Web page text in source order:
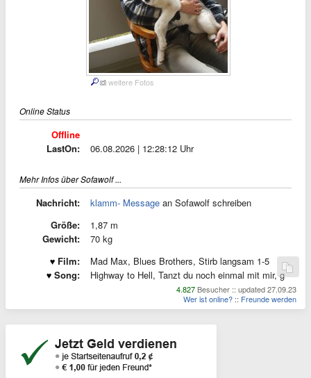
weitere Fotos
Online Status
Offline
LastOn:
06.08.2026 | 12:28:12 Uhr
Mehr Infos über Sofawolf ...
Nachricht: klamm- Message an Sofawolf schreiben
Größe:
1,87 m
Gewicht:
70 kg
Film:
Mad Max, Blues Brothers, Stirb langsam 1-5
Song:
Highway to Hell, Tanzt du noch einmal mit mir, g
4.827 Besucher :: updated 27.09.23
Wer ist online? :: Freunde werden